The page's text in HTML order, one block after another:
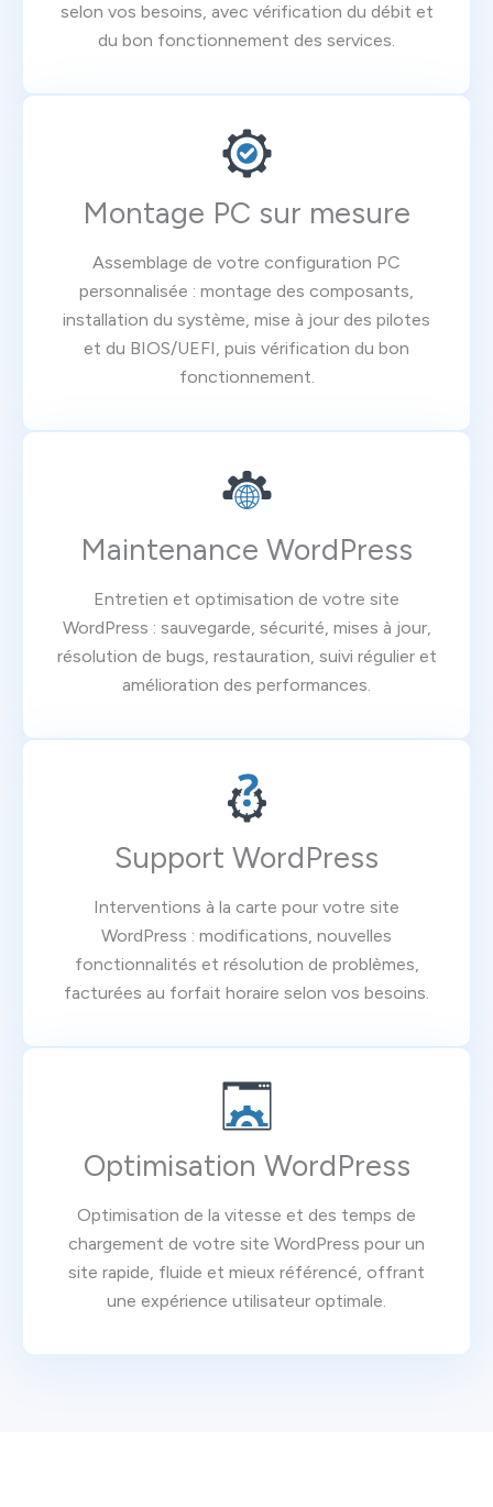
selon vos besoins, avec vérification du débit et
du bon fonctionnement des services.
Montage PC sur mesure
Assemblage de votre configuration PC
personnalisée : montage des composants,
installation du système, mise à jour des pilotes
et du BIOS/UEFI, puis vérification du bon
fonctionnement.
Maintenance WordPress
Entretien et optimisation de votre site
WordPress : sauvegarde, sécurité, mises à jour,
résolution de bugs, restauration, suivi régulier et
amélioration des performances.
Support WordPress
Interventions à la carte pour votre site
WordPress : modifications, nouvelles
fonctionnalités et résolution de problèmes,
facturées au forfait horaire selon vos besoins.
Optimisation WordPress
Optimisation de la vitesse et des temps de
chargement de votre site WordPress pour un
site rapide, fluide et mieux référencé, offrant
une expérience utilisateur optimale.